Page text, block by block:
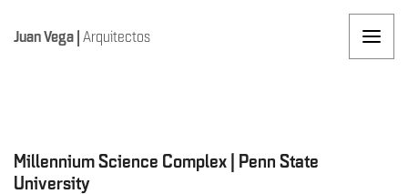
Juan Vega | Arquitectos
Millennium Science Complex | Penn State
University